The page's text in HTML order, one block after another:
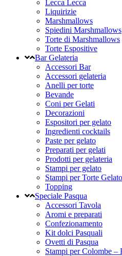
Lecca Lecca
Liquirizie
Marshmallows
Spiedini Marshmallows
Torte di Marshmallows
Torte Espositive
Bar Gelateria
Accessori Bar
Accessori gelateria
Anelli per torte
Bevande
Coni per Gelati
Decorazioni
Espositori per gelato
Ingredienti cocktails
Paste per gelato
Preparati per gelati
Prodotti per gelateria
Stampi per gelato
Stampi per Torte Gelato
Topping
Speciale Pasqua
Accessori Tavola
Aromi e preparati
Confezionamento
Kit dolci Pasquali
Ovetti di Pasqua
Stampi per Colombe –